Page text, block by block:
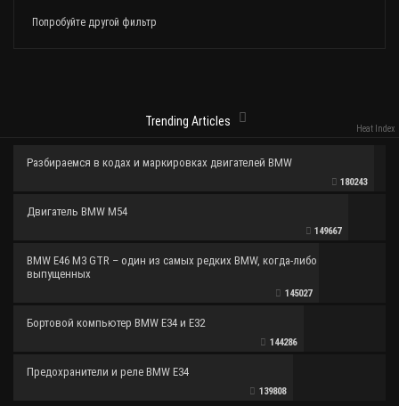
Попробуйте другой фильтр
Trending Articles
Heat Index
Разбираемся в кодах и маркировках двигателей BMW
180243
Двигатель BMW M54
149667
BMW E46 M3 GTR – один из самых редких BMW, когда-либо
выпущенных
145027
Бортовой компьютер BMW E34 и E32
144286
Предохранители и реле BMW E34
139808